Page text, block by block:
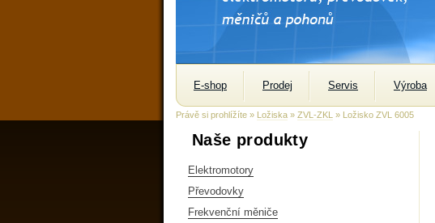
E-shop Prodej Servis Výroba
Právě si prohlížíte » Ložiska » ZVL-ZKL » Ložisko ZVL 6005
Naše produkty
Elektromotory
Převodovky
Frekvenční měniče